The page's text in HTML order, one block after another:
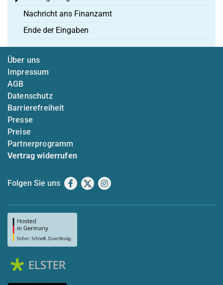
Nachricht ans Finanzamt
Ende der Eingaben
Über uns
Impressum
AGB
Datenschutz
Barrierefreiheit
Presse
Preise
Partnerprogramm
Vertrag widerrufen
Folgen Sie uns Facebook
X Instagram